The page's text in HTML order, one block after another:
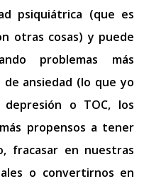
psiquiátrica (que es
otras cosas) y puede
problemas más
ansiedad (lo que yo
o TOC, los
propensos a tener
fracasar en nuestras
o convertirnos en